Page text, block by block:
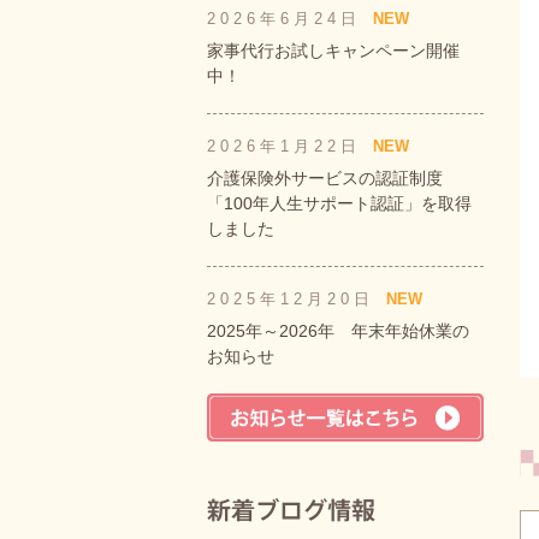
2026年6月24日 NEW
家事代行お試しキャンペーン開催
中！
2026年1月22日 NEW
介護保険外サービスの認証制度
「100年人生サポート認証」を取得
しました
2025年12月20日 NEW
2025年～2026年 年末年始休業の
お知らせ